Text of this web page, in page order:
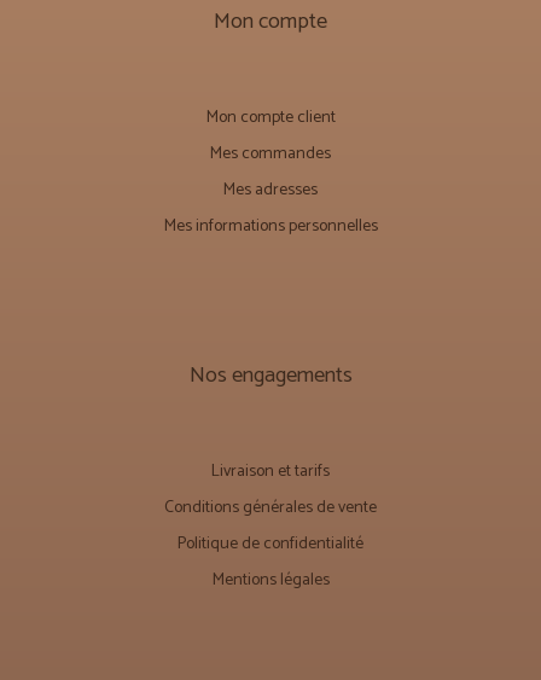
Mon compte
Mon compte client
Mes commandes
Mes adresses
Mes informations personnelles
Nos engagements
Livraison et tarifs
Conditions générales de vente
Politique de confidentialité
Mentions légales